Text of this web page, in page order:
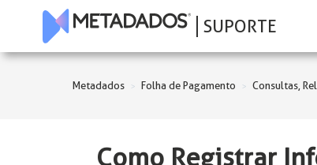
SUPORTE
Metadados Folha de Pagamento Consultas,
Como Registrar